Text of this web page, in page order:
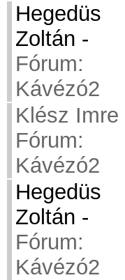
Hegedüs
Zoltán -
Fórum:
Kávézó2
Klész Imre
Fórum:
Kávézó2
Hegedüs
Zoltán -
Fórum:
Kávézó2